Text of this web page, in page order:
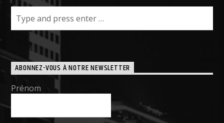
ABONNEZ-VOUS À NOTRE NEWSLETTER
Prénom